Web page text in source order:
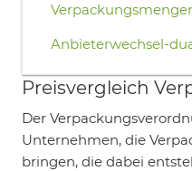
Anbieterwechsel-
Preisvergleich
Der
Unternehmen, die
bringen, die dabei